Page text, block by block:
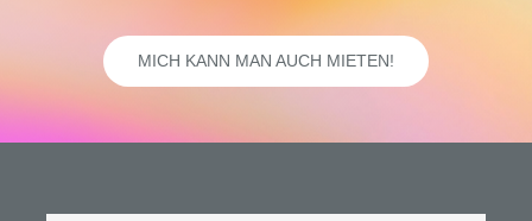
MICH KANN MAN AUCH MIETEN!